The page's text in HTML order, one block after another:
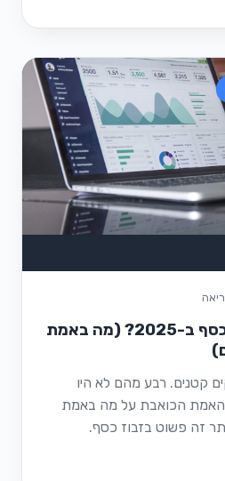
האם אתר זה בזבוז כסף ב-2025? (מה באמת
קטנים. רבע מהם לא היו
האמת הכואבת על מה באמת